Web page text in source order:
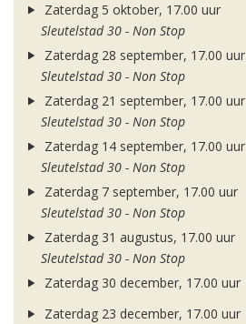
Zaterdag 5 oktober, 17.00 uur
Sleutelstad 30 - Non Stop
Zaterdag 28 september, 17.00 uur
Sleutelstad 30 - Non Stop
Zaterdag 21 september, 17.00 uur
Sleutelstad 30 - Non Stop
Zaterdag 14 september, 17.00 uur
Sleutelstad 30 - Non Stop
Zaterdag 7 september, 17.00 uur
Sleutelstad 30 - Non Stop
Zaterdag 31 augustus, 17.00 uur
Sleutelstad 30 - Non Stop
Zaterdag 30 december, 17.00 uur
Zaterdag 23 december, 17.00 uur